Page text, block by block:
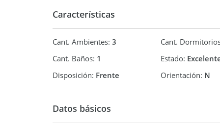
Características
Cant. Ambientes: 3 Cant.
Cant. Baños: 1 Estado:
Disposición: Frente Orientación: N
Datos básicos